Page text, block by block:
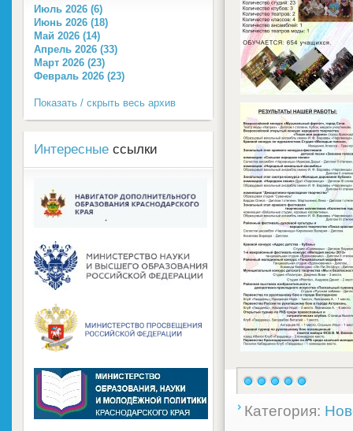
Категория:
Июль 2026 (6)
Июнь 2026 (18)
Май 2026 (14)
Апрель 2026 (33)
Март 2026 (23)
Февраль 2026 (23)
Показать / скрыть весь архив
Интересные ссылки